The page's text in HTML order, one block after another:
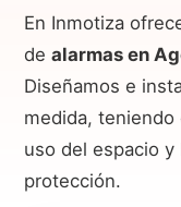
En Inmotiza
de alarmas en
Diseñamos e
medida,
uso del espacio
protección.